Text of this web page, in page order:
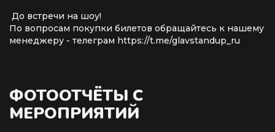
До встречи на шоу!
По вопросам покупки билетов обращайтесь к нашему
менеджеру - телеграм https://t.me/glavstandup_ru
ФОТООТЧЁТЫ С
МЕРОПРИЯТИЙ